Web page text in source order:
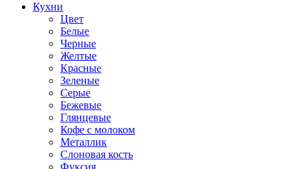
Кухни
Цвет
Белые
Черные
Желтые
Красные
Зеленые
Серые
Бежевые
Глянцевые
Кофе с молоком
Металлик
Слоновая кость
Фуксия